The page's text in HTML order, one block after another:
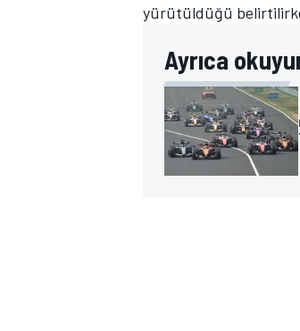
yürütüldüğü
Ayrıca